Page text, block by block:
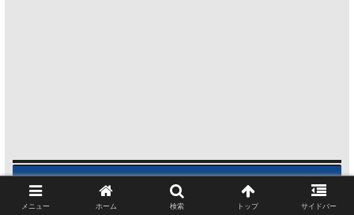
今読まれている人気記事ランキング
メニュー ホーム 検索 トップ サイドバー